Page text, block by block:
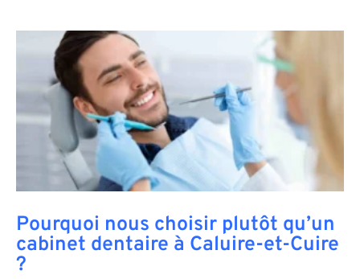
Pourquoi nous choisir plutôt qu’un
cabinet dentaire à Caluire-et-Cuire
?